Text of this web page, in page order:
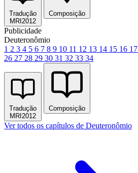
Tradução
MRI2012
Composição
Publicidade
Deuteronômio
1 2 3 4 5 6 7 8 9 10 11 12 13 14 15 16 17
26 27 28 29 30 31 32 33 34
Tradução
MRI2012
Composição
Ver todos os capítulos de Deuteronômio